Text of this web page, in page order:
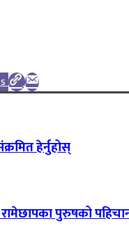
हेर्नुहोस्
रामेछापका पुरुषको